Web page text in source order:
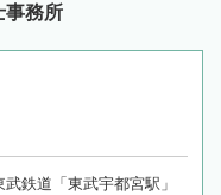
事務所
鉄道「東武宇都宮駅」